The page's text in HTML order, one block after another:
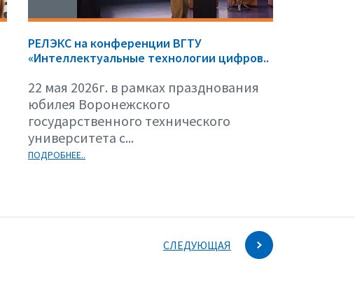
РЕЛЭКС на конференции ВГТУ
«Интеллектуальные технологии цифров..
22 мая 2026г. в рамках празднования
юбилея Воронежского
государственного технического
университета с...
ПОДРОБНЕЕ..
СЛЕДУЮЩАЯ